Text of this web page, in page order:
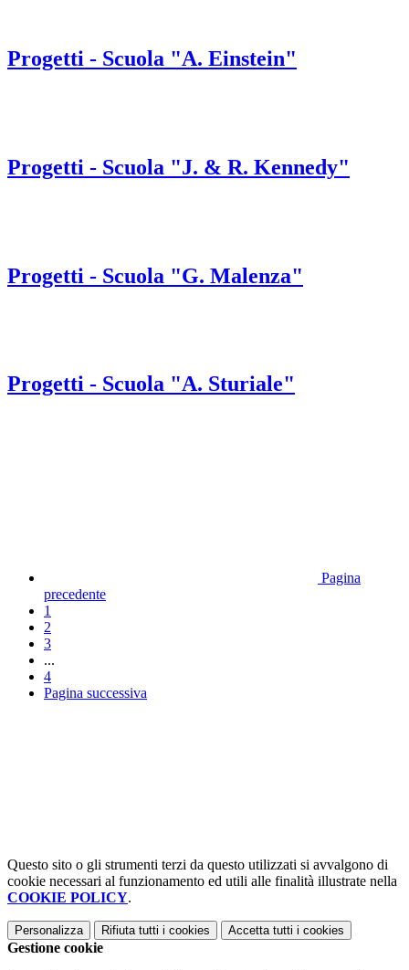
Progetti - Scuola "A. Einstein"
Progetti - Scuola "J. & R. Kennedy"
Progetti - Scuola "G. Malenza"
Progetti - Scuola "A. Sturiale"
Pagina
precedente
1
2
3
...
4
Pagina successiva
Questo sito o gli strumenti terzi da questo utilizzati si avvalgono di
cookie necessari al funzionamento ed utili alle finalità illustrate nella
COOKIE POLICY.
Personalizza Rifiuta tutti i cookies Accetta tutti i cookies
Gestione cookie